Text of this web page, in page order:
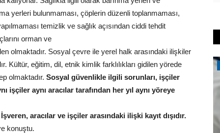
yerleri bulunmaması, çöplerin düzenli toplanmaması,
temizlik ve sağlık açısından ciddi tehdit
orman ve
olmaktadır. Sosyal çevre ile yerel halk arasındaki ilişkiler
Kültür, eğitim, dil, etnik kimlik farklılıkları gidilen yörede
olmaktadır. Sosyal güvenlikle ilgili sorunları, işçiler
işçiler aynı aracılar tarafından her yıl aynı yöreye
aracılar ve işçiler arasındaki ilişki kayıt dışıdır.
konuştu.
BAĞLILARININ “BABO”SU:
BABASI...